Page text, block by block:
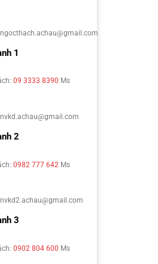
1
09 3333 8390 Ms
2
0982 777 642 Ms
3
0902 804 600 Ms